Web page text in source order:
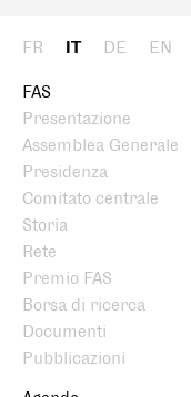
FR IT DE EN
FAS
Presentazione
Assemblea Generale
Presidenza
Comitato centrale
Storia
Rete
Premio FAS
Borsa di ricerca
Documenti
Pubblicazioni